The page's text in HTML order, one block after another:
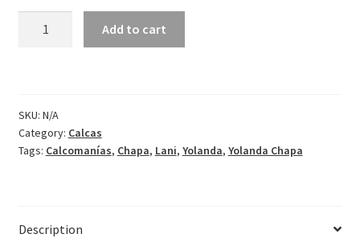
del
infierno
quantity
Add to cart
SKU: N/A
Category: Calcas
Tags: Calcomanías, Chapa, Lani, Yolanda, Yolanda Chapa
Description